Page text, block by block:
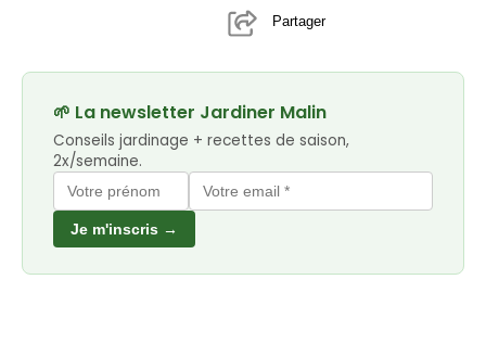
Partager
🌱 La newsletter Jardiner Malin
Conseils jardinage + recettes de saison,
2x/semaine.
Je m'inscris →